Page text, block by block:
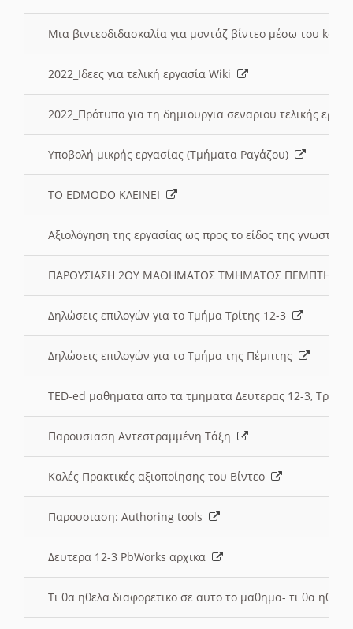
Μια βιντεοδιδασκαλία για μοντάζ βίντεο μέσω του
2022_Ιδεες για τελική εργασία Wiki
2022_Πρότυπο για τη δημιουργια σεναριου τελικής
Υποβολή μικρής εργασίας (Τμήματα Ραγάζου)
ΤΟ EDMODO ΚΛΕΙΝΕΙ
Αξιολόγηση της εργασίας ως προς το είδος της
ΠΑΡΟΥΣΙΑΣΗ 2ΟΥ ΜΑΘΗΜΑΤΟΣ ΤΜΗΜΑΤΟΣ
Δηλώσεις επιλογών για το Τμήμα Τρίτης 12-3
Δηλώσεις επιλογών για το Τμήμα της Πέμπτης
TED-ed μαθηματα απο τα τμηματα Δευτερας 12-3,
Παρουσιαση Αντεστραμμένη Τάξη
Καλές Πρακτικές αξιοποίησης του Βίντεο
Παρουσιαση: Authoring tools
Δευτερα 12-3 PbWorks αρχικα
Τι θα ηθελα διαφορετικο σε αυτο το μαθημα- τι θα